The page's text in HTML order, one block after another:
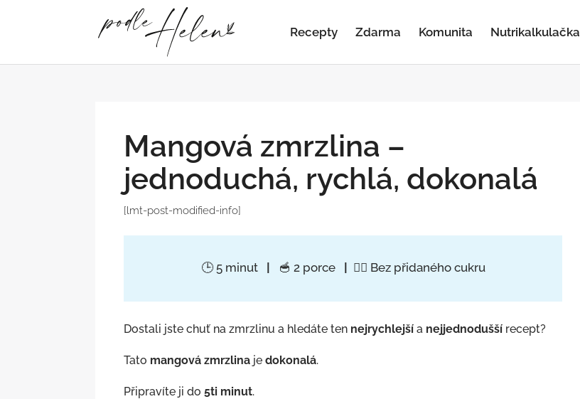
Recepty Zdarma Komunita Nutrikalkulačka
Mangová zmrzlina –
jednoduchá, rychlá, dokonalá
[lmt-post-modified-info]
🕒 5 minut | 🥣 2 porce | 👍🏻 Bez přidaného cukru
Dostali jste chuť na zmrzlinu a hledáte ten nejrychlejší a nejjednodušší recept?
Tato mangová zmrzlina jedokonalá.
Připravíte ji do5ti minut.